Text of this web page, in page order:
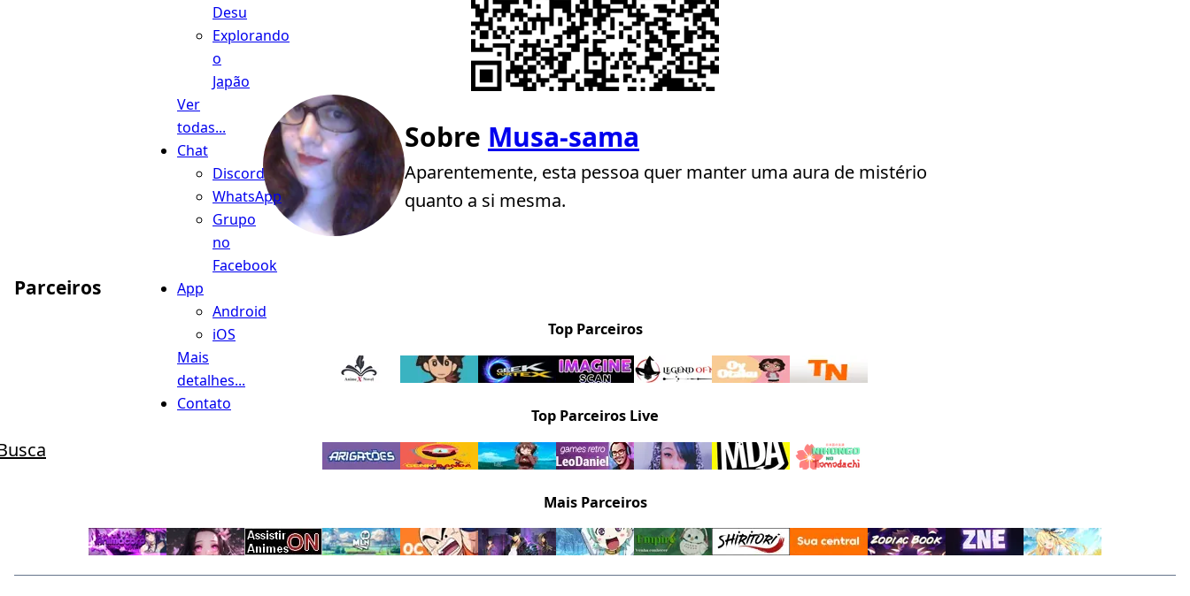
Desu
Explorando
o
Japão
Ver
todas...
Chat
Discord
WhatsApp
Grupo
no
Facebook
App
Android
iOS
Mais
detalhes...
Contato
Sobre Musa-sama
Aparentemente, esta pessoa quer manter uma aura de mistério
quanto a si mesma.
Parceiros
Top Parceiros
Top Parceiros Live
Mais Parceiros